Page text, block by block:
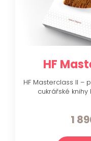
HF
HF Masterclass II –
cukrářské knihy
1